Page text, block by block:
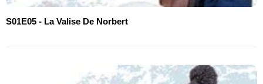
S01E05 - La Valise De Norbert